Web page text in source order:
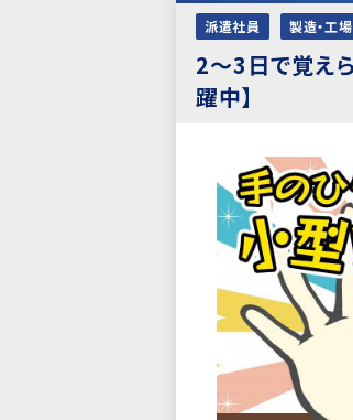
派遣社員 製造・工場
2～3日で覚え
躍中】